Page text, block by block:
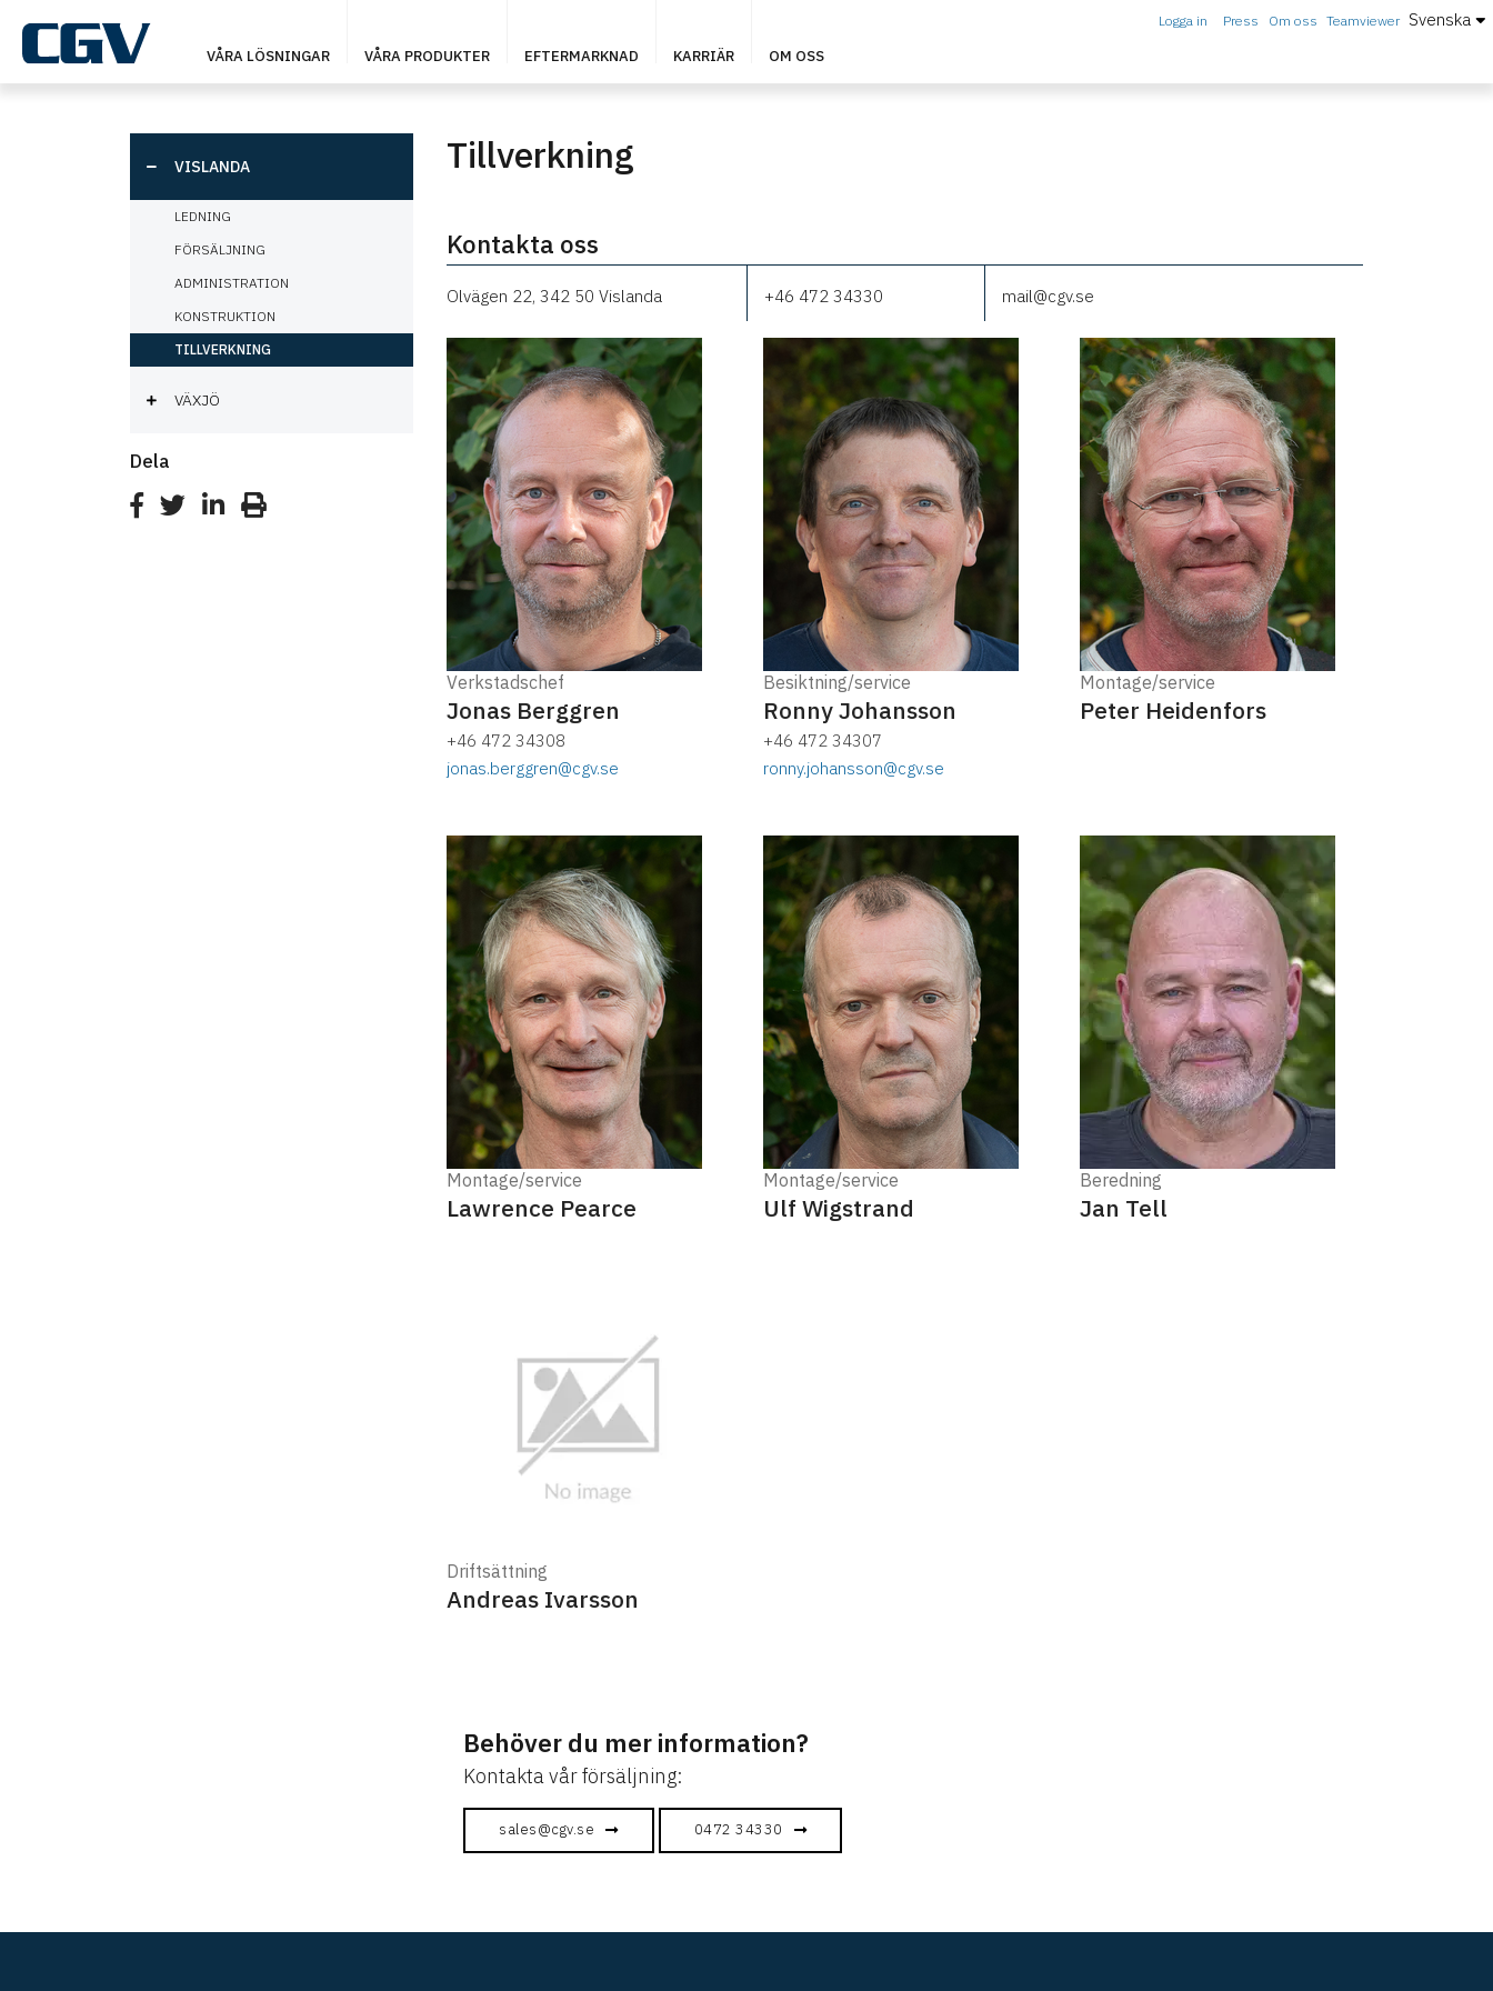
VÅRA LÖSNINGAR VÅRA PRODUKTER EFTERMARKNAD KARRIÄR OM OSS
Svenska
Logga in Press Om oss Teamviewer
VISLANDA
LEDNING
FÖRSÄLJNING
ADMINISTRATION
KONSTRUKTION
TILLVERKNING
VÄXJÖ
Dela
Tillverkning
Kontakta oss
Olvägen 22, 342 50 Vislanda +46 472 34330 mail@cgv.se
Verkstadschef
Jonas Berggren
+46 472 34308
jonas.berggren@cgv.se
Besiktning/service
Ronny Johansson
+46 472 34307
ronny.johansson@cgv.se
Montage/service
Peter Heidenfors
Montage/service
Lawrence Pearce
Montage/service
Ulf Wigstrand
Beredning
Jan Tell
Driftsättning
Andreas Ivarsson
Behöver du mer information?
Kontakta vår försäljning:
sales@cgv.se 0472 34330